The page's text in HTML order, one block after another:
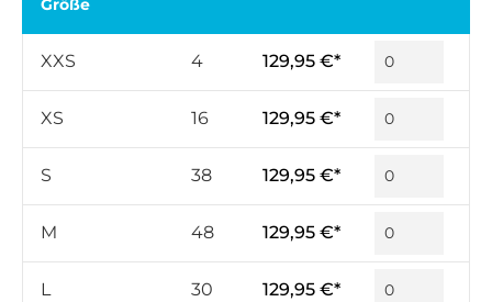
XXS 4 129,95 €*
XS 16 129,95 €*
S 38 129,95 €*
M 48 129,95 €*
L 30 129,95 €*